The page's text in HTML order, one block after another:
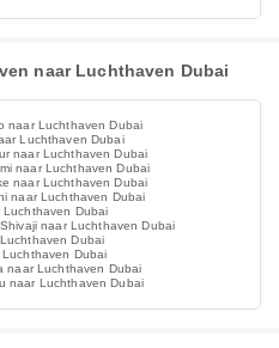
naar Luchthaven Dubai
naar Luchthaven Dubai
Luchthaven Dubai
naar Luchthaven Dubai
naar Luchthaven Dubai
naar Luchthaven Dubai
naar Luchthaven Dubai
Dubai
naar Luchthaven Dubai
Dubai
Dubai
naar Luchthaven Dubai
naar Luchthaven Dubai